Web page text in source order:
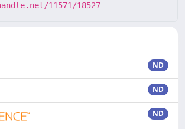
11571/18527
ND
ND
ND